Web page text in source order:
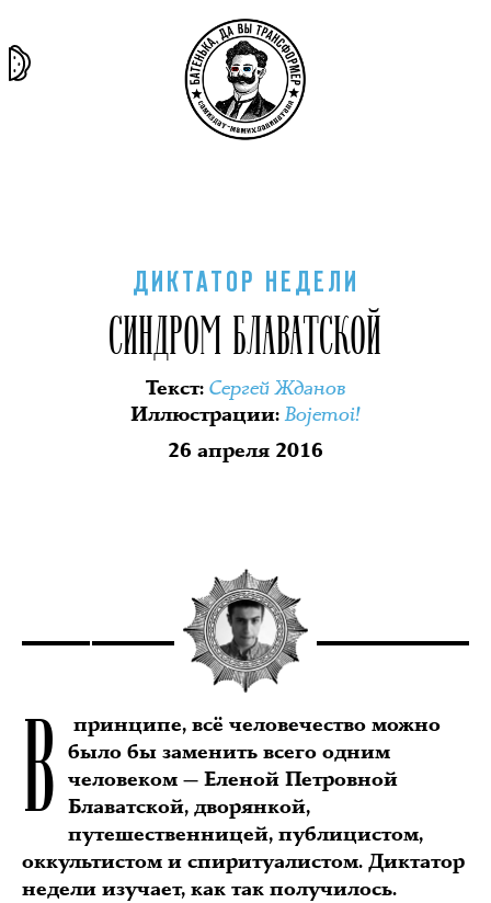
ДИКТАТОР НЕДЕЛИ
СИНДРОМ БЛАВАТСКОЙ
Текст: Сергей Жданов
Иллюстрации:Bojemoi!
26 апреля 2016
В
принципе, всё человечество можно
было бы заменить всего одним
человеком — Еленой Петровной
Блаватской, дворянкой,
путешественницей, публицистом,
оккультистом и спиритуалистом. Диктатор
недели изучает, как так получилось.